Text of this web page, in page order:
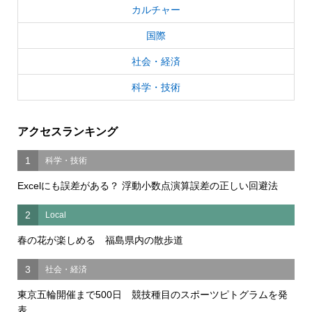
カルチャー
国際
社会・経済
科学・技術
アクセスランキング
1 科学・技術
Excelにも誤差がある？ 浮動小数点演算誤差の正しい回避法
2 Local
春の花が楽しめる 福島県内の散歩道
3 社会・経済
東京五輪開催まで500日 競技種目のスポーツピトグラムを発